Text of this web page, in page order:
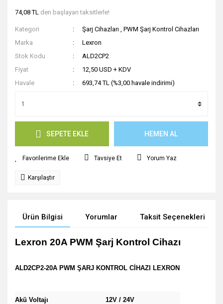
74,08 TL den başlayan taksitlerle!
Kategori Şarj Cihazları ,PWM Şarj Kontrol Cihazları
Marka
Lexron
Stok Kodu
ALD2CP2
Fiyat
12,50 USD + KDV
Havale
693,74 TL (%3,00 havale indirimi)
SEPETE EKLE HEMEN AL
Tavsiye Et Yorum Yaz
Karşılaştır
Ürün Bilgisi Yorumlar Taksit Seçenekleri
Lexron 20A PWM Şarj Kontrol Cihazı
ALD2CP2-20A PWM ŞARJ KONTROL CİHAZI LEXRON
Akü Voltajı 12V / 24V